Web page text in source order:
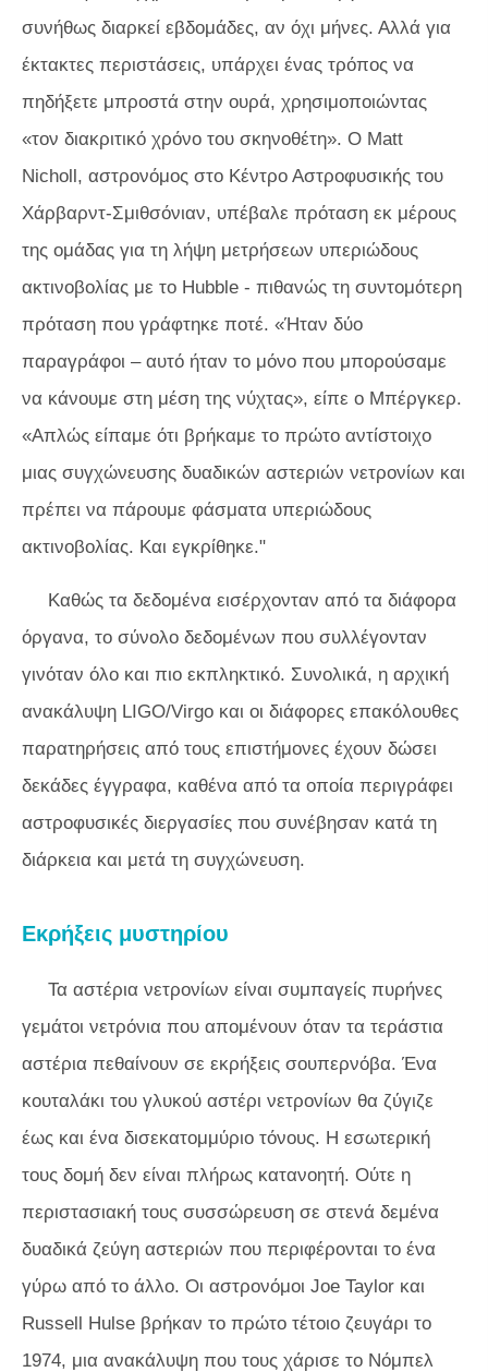
συνήθως διαρκεί εβδομάδες, αν όχι μήνες. Αλλά για
έκτακτες περιστάσεις, υπάρχει ένας τρόπος να
πηδήξετε μπροστά στην ουρά, χρησιμοποιώντας
«τον διακριτικό χρόνο του σκηνοθέτη». Ο Matt
Nicholl, αστρονόμος στο Κέντρο Αστροφυσικής του
Χάρβαρντ-Σμιθσόνιαν, υπέβαλε πρόταση εκ μέρους
της ομάδας για τη λήψη μετρήσεων υπεριώδους
ακτινοβολίας με το Hubble - πιθανώς τη συντομότερη
πρόταση που γράφτηκε ποτέ. «Ήταν δύο
παραγράφοι – αυτό ήταν το μόνο που μπορούσαμε
να κάνουμε στη μέση της νύχτας», είπε ο Μπέργκερ.
«Απλώς είπαμε ότι βρήκαμε το πρώτο αντίστοιχο
μιας συγχώνευσης δυαδικών αστεριών νετρονίων και
πρέπει να πάρουμε φάσματα υπεριώδους
ακτινοβολίας. Και εγκρίθηκε."
Καθώς τα δεδομένα εισέρχονταν από τα διάφορα
όργανα, το σύνολο δεδομένων που συλλέγονταν
γινόταν όλο και πιο εκπληκτικό. Συνολικά, η αρχική
ανακάλυψη LIGO/Virgo και οι διάφορες επακόλουθες
παρατηρήσεις από τους επιστήμονες έχουν δώσει
δεκάδες έγγραφα, καθένα από τα οποία περιγράφει
αστροφυσικές διεργασίες που συνέβησαν κατά τη
διάρκεια και μετά τη συγχώνευση.
Εκρήξεις μυστηρίου
Τα αστέρια νετρονίων είναι συμπαγείς πυρήνες
γεμάτοι νετρόνια που απομένουν όταν τα τεράστια
αστέρια πεθαίνουν σε εκρήξεις σουπερνόβα. Ένα
κουταλάκι του γλυκού αστέρι νετρονίων θα ζύγιζε
έως και ένα δισεκατομμύριο τόνους. Η εσωτερική
τους δομή δεν είναι πλήρως κατανοητή. Ούτε η
περιστασιακή τους συσσώρευση σε στενά δεμένα
δυαδικά ζεύγη αστεριών που περιφέρονται το ένα
γύρω από το άλλο. Οι αστρονόμοι Joe Taylor και
Russell Hulse βρήκαν το πρώτο τέτοιο ζευγάρι το
1974, μια ανακάλυψη που τους χάρισε το Νόμπελ